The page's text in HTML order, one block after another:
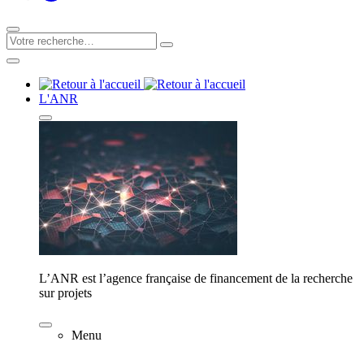
L'ANR
L’ANR est l’agence française de financement de la recherche
sur projets
Menu